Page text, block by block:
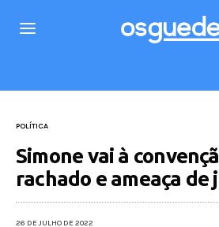
POLÍTICA
Simone vai à
rachado e ameaça de
26 DE JULHO DE 2022